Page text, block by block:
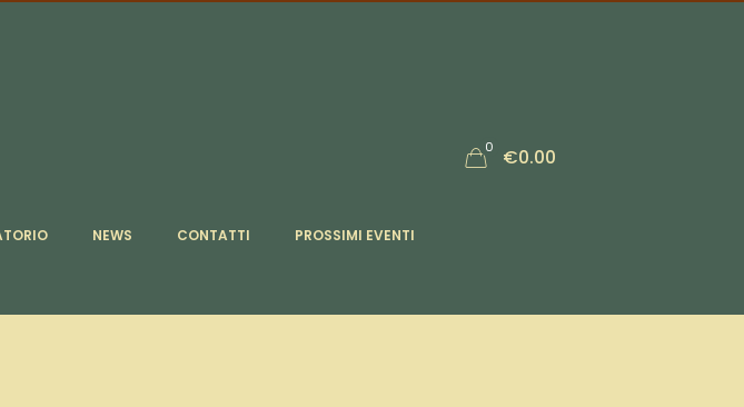
NEWS CONTATTI PROSSIMI EVENTI
0 €0.00